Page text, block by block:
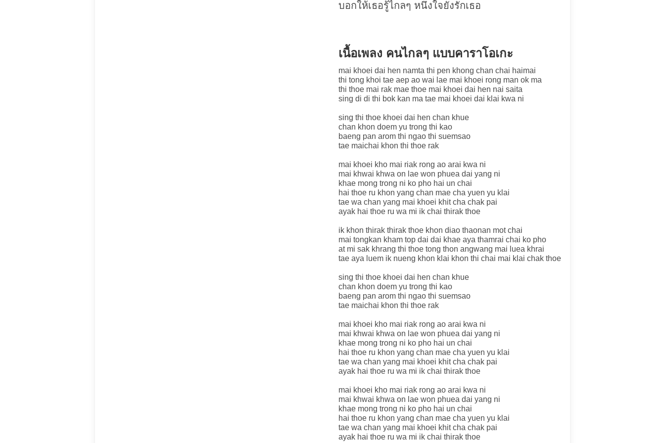
บอกให้เธอรู้ไกลๆ หนึ่งใจยังรักเธอ
เนื้อเพลง คนไกลๆ แบบคาราโอเกะ
mai khoei dai hen namta thi pen khong chan chai haimai
thi tong khoi tae aep ao wai lae mai khoei rong man ok ma
thi thoe mai rak mae thoe mai khoei dai hen nai saita
sing di di thi bok kan ma tae mai khoei dai klai kwa ni
sing thi thoe khoei dai hen chan khue
chan khon doem yu trong thi kao
baeng pan arom thi ngao thi suemsao
tae maichai khon thi thoe rak
mai khoei kho mai riak rong ao arai kwa ni
mai khwai khwa on lae won phuea dai yang ni
khae mong trong ni ko pho hai un chai
hai thoe ru khon yang chan mae cha yuen yu klai
tae wa chan yang mai khoei khit cha chak pai
ayak hai thoe ru wa mi ik chai thirak thoe
ik khon thirak thirak thoe khon diao thaonan mot chai
mai tongkan kham top dai dai khae aya thamrai chai ko pho
at mi sak khrang thi thoe tong thon angwang mai luea khrai
tae aya luem ik nueng khon klai khon thi chai mai klai chak thoe
sing thi thoe khoei dai hen chan khue
chan khon doem yu trong thi kao
baeng pan arom thi ngao thi suemsao
tae maichai khon thi thoe rak
mai khoei kho mai riak rong ao arai kwa ni
mai khwai khwa on lae won phuea dai yang ni
khae mong trong ni ko pho hai un chai
hai thoe ru khon yang chan mae cha yuen yu klai
tae wa chan yang mai khoei khit cha chak pai
ayak hai thoe ru wa mi ik chai thirak thoe
mai khoei kho mai riak rong ao arai kwa ni
mai khwai khwa on lae won phuea dai yang ni
khae mong trong ni ko pho hai un chai
hai thoe ru khon yang chan mae cha yuen yu klai
tae wa chan yang mai khoei khit cha chak pai
ayak hai thoe ru wa mi ik chai thirak thoe